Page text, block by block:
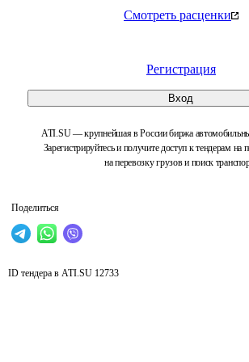
Смотреть расценки
Регистрация
Вход
ATI.SU — крупнейшая в России биржа
Зарегистрируйтесь и получите доступ к тендерам на
на перевозку грузов и поиск
Поделиться
ID тендера в ATI.SU 12733